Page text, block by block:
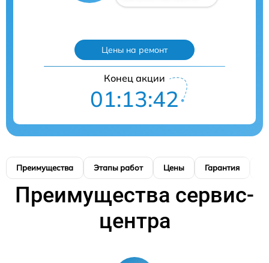
Цены на ремонт
Конец акции
01:13:41
Преимущества Этапы работ Цены Гарантия
Преимущества сервис-
центра